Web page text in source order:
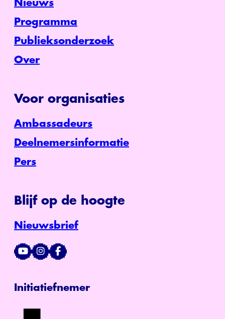
Nieuws
Programma
Publieksonderzoek
Over
Voor organisaties
Ambassadeurs
Deelnemersinformatie
Pers
Blijf op de hoogte
Nieuwsbrief
Initiatiefnemer